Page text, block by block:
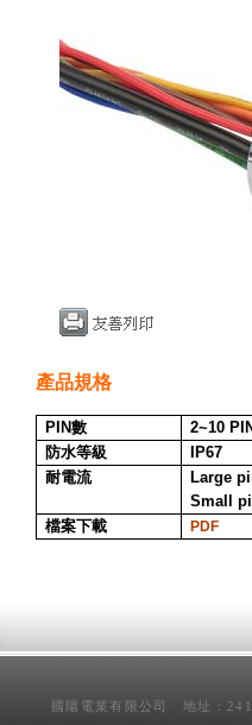
產品規格
PIN數 2~10
防水等級
IP67
耐電流
Large
Small
檔案下載
PDF
國陽電業有限公司 地址：